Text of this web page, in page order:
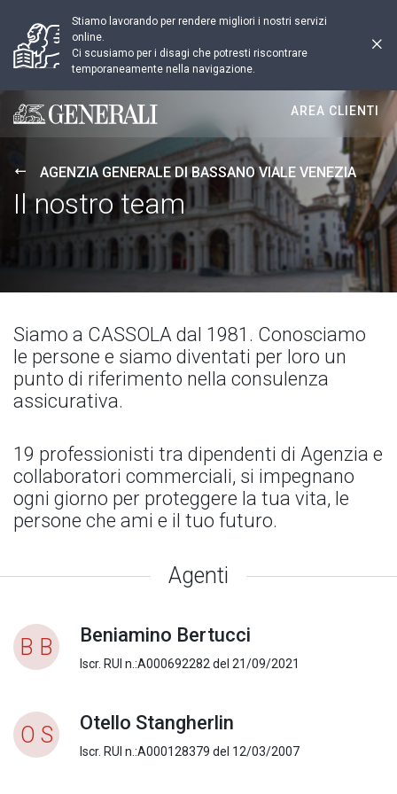
Stiamo lavorando per rendere migliori i nostri servizi
online.
Ci scusiamo per i disagi che potresti riscontrare
temporaneamente nella navigazione.
Generali logo
AREA CLIENTI
AGENZIA GENERALE DI BASSANO VIALE VENEZIA
Il nostro team
Siamo a CASSOLA dal 1981. Conosciamo
le persone e siamo diventati per loro un
punto di riferimento nella consulenza
assicurativa.
19 professionisti tra dipendenti di Agenzia e
collaboratori commerciali, si impegnano
ogni giorno per proteggere la tua vita, le
persone che ami e il tuo futuro.
Agenti
B B Beniamino Bertucci
Iscr. RUI n.:A000692282 del 21/09/2021
O S Otello Stangherlin
Iscr. RUI n.:A000128379 del 12/03/2007